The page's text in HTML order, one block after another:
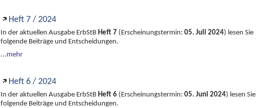
Heft 7 / 2024
In der aktuellen Ausgabe ErbStB Heft 7 (Erscheinungstermin: 05. Juli 2024) lesen Sie
folgende Beiträge und Entscheidungen.
...mehr
Heft 6 / 2024
In der aktuellen Ausgabe ErbStB Heft 6 (Erscheinungstermin: 05. Juni 2024) lesen Sie
folgende Beiträge und Entscheidungen.